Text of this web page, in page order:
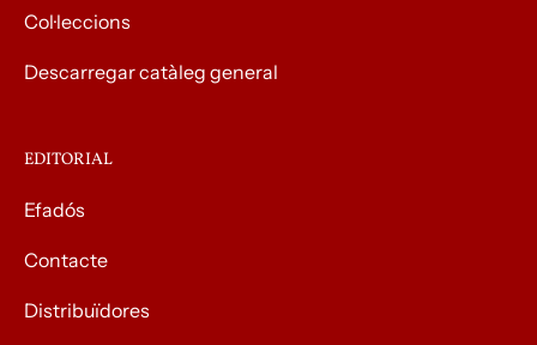
Col·leccions
Descarregar catàleg general
EDITORIAL
Efadós
Contacte
Distribuïdores